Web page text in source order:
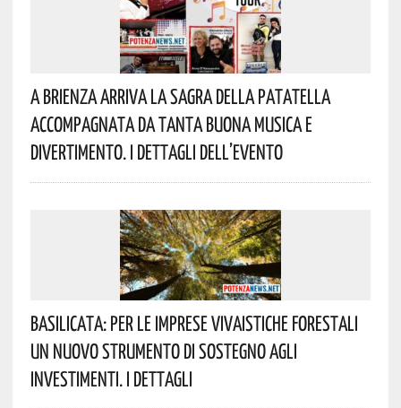
A Brienza Arriva La Sagra Della Patatella
Accompagnata Da Tanta Buona Musica E
Divertimento. I Dettagli Dell’evento
Basilicata: Per Le Imprese Vivaistiche Forestali
Un Nuovo Strumento Di Sostegno Agli
Investimenti. I Dettagli